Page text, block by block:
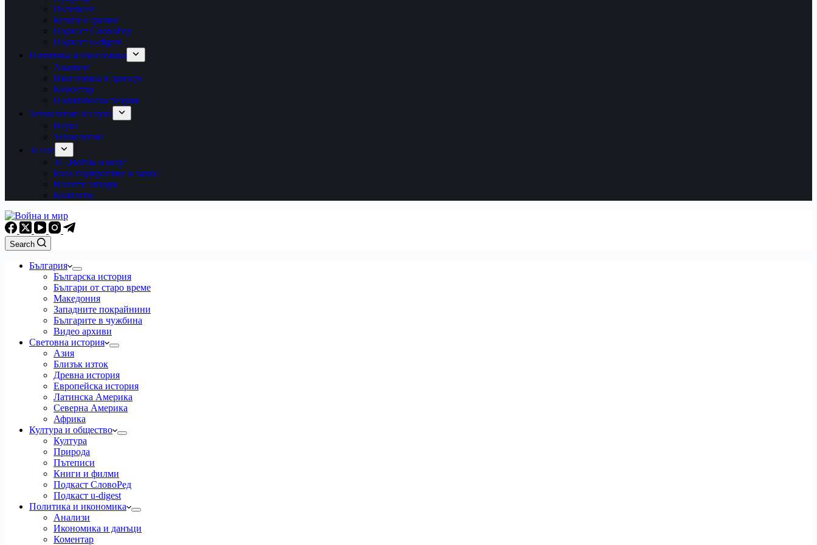
Пътеписи
Книги и филми
Подкаст СловоРед
Подкаст u-digest
Политика и икономика
Анализи
Икономика и данъци
Коментар
Политическа теория
Технологии и наука
Наука
Технологии
За нас
За „Война и мир“
Кого подкрепяме и защо?
Нашите автори
Контакти
Search
България
Българска история
Българи от старо време
Македония
Западните покрайнини
Българите в чужбина
Видео архиви
Световна история
Азия
Близък изток
Древна история
Европейска история
Латинска Америка
Северна Америка
Африка
Култура и общество
Култура
Природа
Пътеписи
Книги и филми
Подкаст СловоРед
Подкаст u-digest
Политика и икономика
Анализи
Икономика и данъци
Коментар